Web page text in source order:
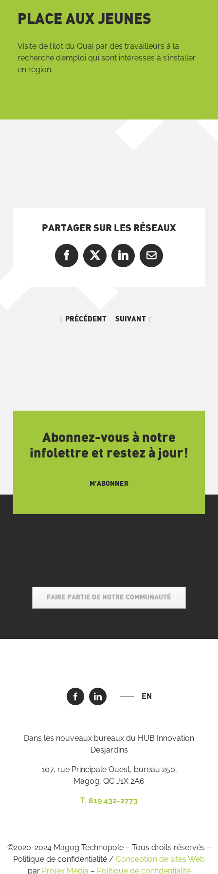
PLACE AUX JEUNES
Visite de l’ilot du Quai par des travailleurs à la
recherche d’emploi qui sont intéressés à s’installer
en région.
PARTAGER SUR LES RÉSEAUX
Facebook
X LinkedInCourriel
PRÉCÉDENT SUIVANT
Abonnez-vous à notre
infolettre et restez à jour!
M’ABONNER
FAIRE PARTIE DE NOTRE COMMUNAUTÉ
EN
Dans les nouveaux bureaux du HUB Innovation
Desjardins
107, rue Principale Ouest, bureau 250,
Magog, QC J1X 2A6
T. 819 432-2773
©2020-2024 Magog Technopole – Tous droits réservés –
Politique de confidentialité / Conception de sites Web
par Projex Media – Politique de confidentialité